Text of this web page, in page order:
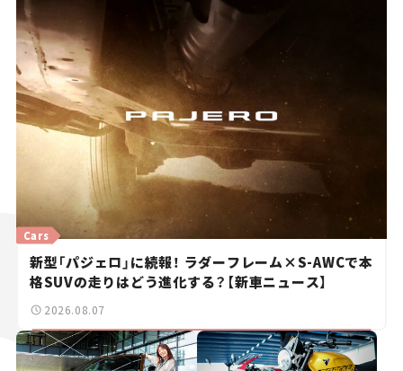
Cars
新型「パジェロ」に続報！ ラダーフレーム×S-AWCで本
格SUVの走りはどう進化する？【新車ニュース】
2026.08.07